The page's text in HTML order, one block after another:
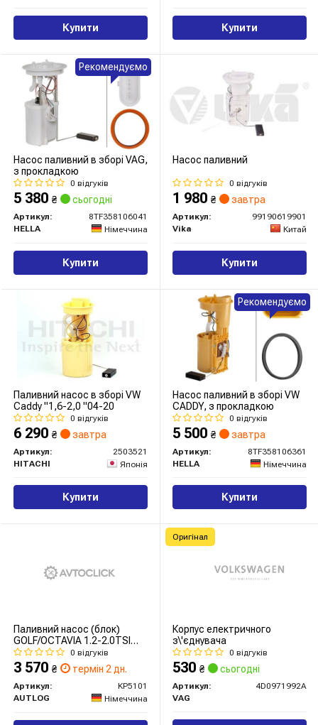
Купити Купити
Насос паливний в зборі VAG,
з прокладкою
0 відгуків
5 380 ₴ сьогодні
Артикул:
8TF358106041
HELLA
Німеччина
Купити
Рекомендуємо
Насос паливний
0 відгуків
1 980 ₴ завтра
Артикул:
99190619901
Vika
Китай
Купити
Паливний насос в зборі VW
Caddy "1,6-2,0 "04-20
0 відгуків
6 290 ₴ завтра
Артикул:
2503521
HITACHI
Японія
Купити
Насос паливний в зборі VW
CADDY, з прокладкою
0 відгуків
5 500 ₴ завтра
Артикул:
8TF358106361
HELLA
Німеччина
Купити
Рекомендуємо
Паливний насос (блок)
GOLF/OCTAVIA 1.2-2.0TSI
03-
0 відгуків
3 570 ₴ термін 2 дн.
Артикул:
KP5101
AUTLOG
Німеччина
Корпус електричного
з\'єднувача
0 відгуків
530 ₴ сьогодні
Артикул:
4D0971992A
VAG
Оригінал